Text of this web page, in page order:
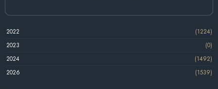
2022
(1224)
2023
(0)
2024
(1492)
2026
(1539)